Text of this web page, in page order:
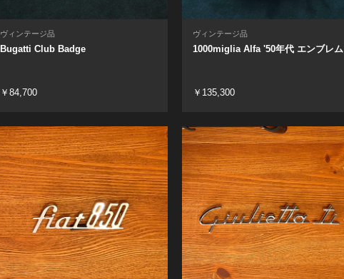
ヴィンテージ品
Bugatti Club Badge
￥84,700
ヴィンテージ品
1000miglia Alfa '50年代 エンブレム
￥135,300